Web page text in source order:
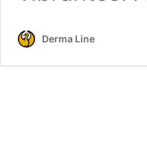
Derma Line